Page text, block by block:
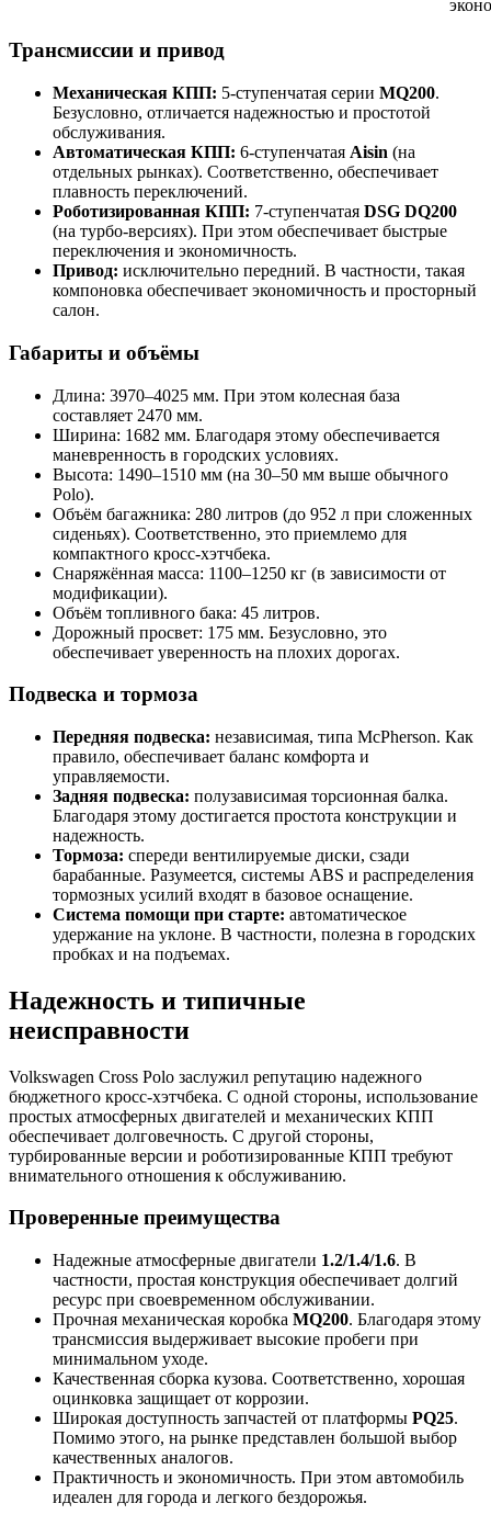
Трансмиссии и привод
Механическая КПП: 5-ступенчатая серии MQ200.
Безусловно, отличается надежностью и простотой
обслуживания.
Автоматическая КПП: 6-ступенчатая Aisin (на
отдельных рынках). Соответственно, обеспечивает
плавность переключений.
Роботизированная КПП: 7-ступенчатая DSG DQ200
(на турбо-версиях). При этом обеспечивает быстрые
переключения и экономичность.
Привод: исключительно передний. В частности, такая
компоновка обеспечивает экономичность и просторный
салон.
Габариты и объёмы
Длина: 3970–4025 мм. При этом колесная база
составляет 2470 мм.
Ширина: 1682 мм. Благодаря этому обеспечивается
маневренность в городских условиях.
Высота: 1490–1510 мм (на 30–50 мм выше обычного
Polo).
Объём багажника: 280 литров (до 952 л при сложенных
сиденьях). Соответственно, это приемлемо для
компактного кросс-хэтчбека.
Снаряжённая масса: 1100–1250 кг (в зависимости от
модификации).
Объём топливного бака: 45 литров.
Дорожный просвет: 175 мм. Безусловно, это
обеспечивает уверенность на плохих дорогах.
Подвеска и тормоза
Передняя подвеска: независимая, типа McPherson. Как
правило, обеспечивает баланс комфорта и
управляемости.
Задняя подвеска: полузависимая торсионная балка.
Благодаря этому достигается простота конструкции и
надежность.
Тормоза: спереди вентилируемые диски, сзади
барабанные. Разумеется, системы ABS и распределения
тормозных усилий входят в базовое оснащение.
Система помощи при старте: автоматическое
удержание на уклоне. В частности, полезна в городских
пробках и на подъемах.
Надежность и типичные
неисправности
Volkswagen Cross Polo заслужил репутацию надежного
бюджетного кросс-хэтчбека. С одной стороны, использование
простых атмосферных двигателей и механических КПП
обеспечивает долговечность. С другой стороны,
турбированные версии и роботизированные КПП требуют
внимательного отношения к обслуживанию.
Проверенные преимущества
Надежные атмосферные двигатели 1.2/1.4/1.6. В
частности, простая конструкция обеспечивает долгий
ресурс при своевременном обслуживании.
Прочная механическая коробка MQ200. Благодаря этому
трансмиссия выдерживает высокие пробеги при
минимальном уходе.
Качественная сборка кузова. Соответственно, хорошая
оцинковка защищает от коррозии.
Широкая доступность запчастей от платформы PQ25.
Помимо этого, на рынке представлен большой выбор
качественных аналогов.
Практичность и экономичность. При этом автомобиль
идеален для города и легкого бездорожья.